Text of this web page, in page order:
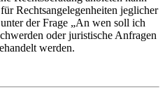
Rechtsangelegenheiten jeglicher
der Frage „An wen soll ich
oder juristische Anfragen
werden.